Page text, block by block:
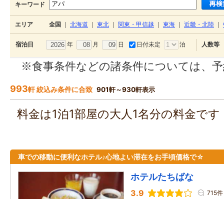
キーワード
エリア 全国 北海道 東北 関東・甲信越 東海 近畿・北陸
宿泊日 年 月 日 日付未定 泊 人数等
※食事条件などの諸条件については、
993軒 絞込み条件に合致 901軒～930軒表示
料金は1泊1部屋の大人1名分の料金で
車での移動に便利なホテル♪心地よい滞在をお手頃価格で☆
ホテルたちばな
3.9 715件